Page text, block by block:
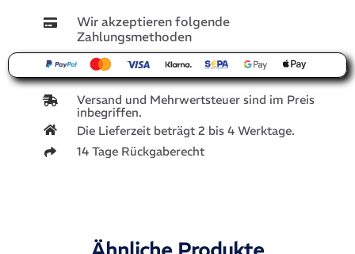
Wir akzeptieren folgende
Zahlungsmethoden
Versand und Mehrwertsteuer sind im Preis
inbegriffen.
Die Lieferzeit beträgt 2 bis 4 Werktage.
14 Tage Rückgaberecht